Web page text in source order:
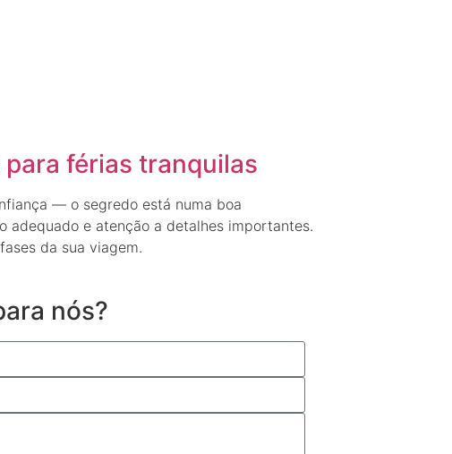
férias tranquilas
— o segredo está numa boa
adequado e atenção a detalhes importantes.
da sua viagem.
nós?